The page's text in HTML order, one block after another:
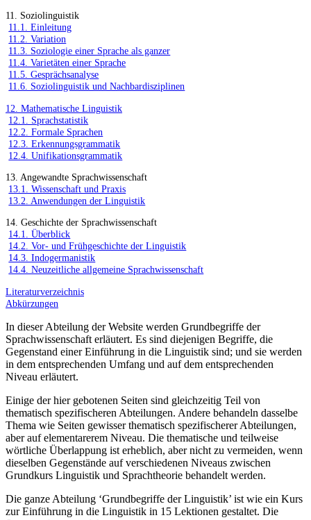
11. Soziolinguistik
11.1. Einleitung
11.2. Variation
11.3. Soziologie einer Sprache als ganzer
11.4. Varietäten einer Sprache
11.5. Gesprächsanalyse
11.6. Soziolinguistik und Nachbardisziplinen
12. Mathematische Linguistik
12.1. Sprachstatistik
12.2. Formale Sprachen
12.3. Erkennungsgrammatik
12.4. Unifikationsgrammatik
13. Angewandte Sprachwissenschaft
13.1. Wissenschaft und Praxis
13.2. Anwendungen der Linguistik
14. Geschichte der Sprachwissenschaft
14.1. Überblick
14.2. Vor- und Frühgeschichte der Linguistik
14.3. Indogermanistik
14.4. Neuzeitliche allgemeine Sprachwissenschaft
Literaturverzeichnis
Abkürzungen
In dieser Abteilung der Website werden Grundbegriffe der
Sprachwissenschaft erläutert. Es sind diejenigen Begriffe, die
Gegenstand einer Einführung in die Linguistik sind; und sie werden
in dem entsprechenden Umfang und auf dem entsprechenden
Niveau erläutert.
Einige der hier gebotenen Seiten sind gleichzeitig Teil von
thematisch spezifischeren Abteilungen. Andere behandeln dasselbe
Thema wie Seiten gewisser thematisch spezifischerer Abteilungen,
aber auf elementarerem Niveau. Die thematische und teilweise
wörtliche Überlappung ist erheblich, aber nicht zu vermeiden, wenn
dieselben Gegenstände auf verschiedenen Niveaus zwischen
Grundkurs Linguistik und Sprachtheorie behandelt werden.
Die ganze Abteilung ‘Grundbegriffe der Linguistik’ ist wie ein Kurs
zur Einführung in die Linguistik in 15 Lektionen gestaltet. Die